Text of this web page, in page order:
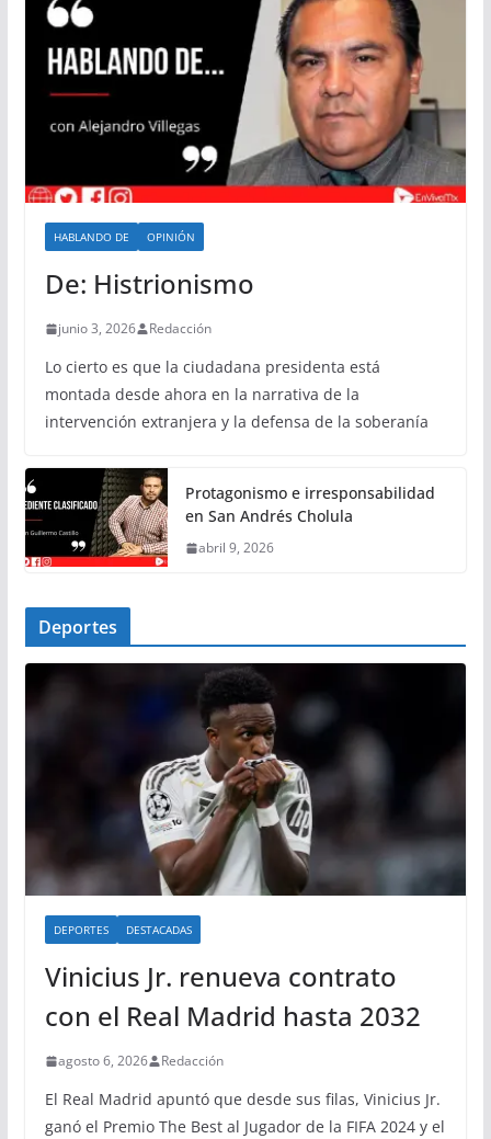
HABLANDO DE OPINIÓN
De: Histrionismo
junio 3, 2026 Redacción
Lo cierto es que la ciudadana presidenta está
montada desde ahora en la narrativa de la
intervención extranjera y la defensa de la soberanía
Protagonismo e irresponsabilidad
en San Andrés Cholula
abril 9, 2026
Deportes
DEPORTES DESTACADAS
Vinicius Jr. renueva contrato
con el Real Madrid hasta 2032
agosto 6, 2026 Redacción
El Real Madrid apuntó que desde sus filas, Vinicius Jr.
ganó el Premio The Best al Jugador de la FIFA 2024 y el